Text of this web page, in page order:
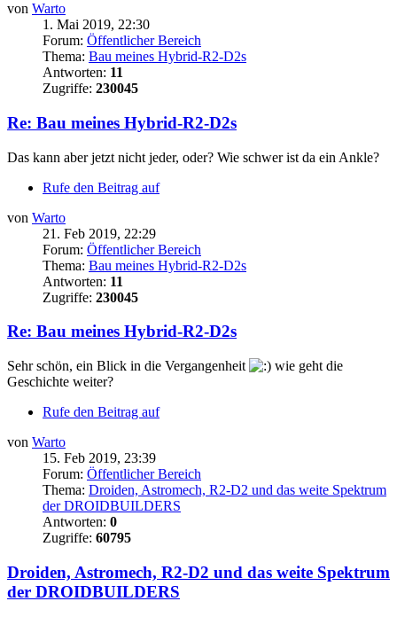
von Warto
1. Mai 2019, 22:30
Forum: Öffentlicher Bereich
Thema: Bau meines Hybrid-R2-D2s
Antworten: 11
Zugriffe: 230045
Re: Bau meines Hybrid-R2-D2s
Das kann aber jetzt nicht jeder, oder? Wie schwer ist da ein Ankle?
Rufe den Beitrag auf
von Warto
21. Feb 2019, 22:29
Forum: Öffentlicher Bereich
Thema: Bau meines Hybrid-R2-D2s
Antworten: 11
Zugriffe: 230045
Re: Bau meines Hybrid-R2-D2s
Sehr schön, ein Blick in die Vergangenheit
wie geht die
Geschichte weiter?
Rufe den Beitrag auf
von Warto
15. Feb 2019, 23:39
Forum: Öffentlicher Bereich
Thema: Droiden, Astromech, R2-D2 und das weite Spektrum
der DROIDBUILDERS
Antworten: 0
Zugriffe: 60795
Droiden, Astromech, R2-D2 und das weite Spektrum
der DROIDBUILDERS